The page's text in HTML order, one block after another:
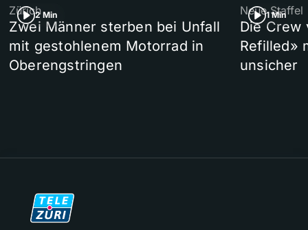
2 Min
Zürich
Zwei Männer sterben bei Unfall
mit gestohlenem Motorrad in
Oberengstringen
1 Min
Neue Staffel
Die Crew
Refilled»
unsicher